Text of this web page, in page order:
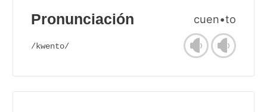
Pronunciación cuen•to
/kwento/